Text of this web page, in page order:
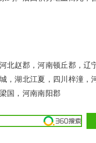
赵郡，河南顿丘郡，辽
，湖北江夏，四川梓潼，
国，河南南阳郡